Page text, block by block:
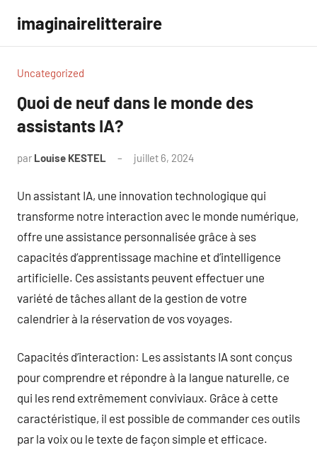
contenu
imaginairelitteraire
Uncategorized
Quoi de neuf dans le monde des
assistants IA?
par Louise KESTEL juillet 6, 2024
Un assistant IA, une innovation technologique qui
transforme notre interaction avec le monde numérique,
offre une assistance personnalisée grâce à ses
capacités d’apprentissage machine et d’intelligence
artificielle. Ces assistants peuvent effectuer une
variété de tâches allant de la gestion de votre
calendrier à la réservation de vos voyages.
Capacités d’interaction: Les assistants IA sont conçus
pour comprendre et répondre à la langue naturelle, ce
qui les rend extrêmement conviviaux. Grâce à cette
caractéristique, il est possible de commander ces outils
par la voix ou le texte de façon simple et efficace.